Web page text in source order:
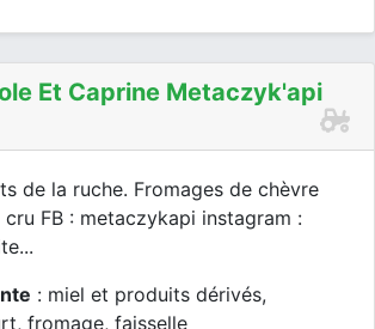
Et Caprine Metaczyk'api
de la ruche. Fromages de chèvre
FB : metaczykapi instagram :
: miel et produits dérivés,
fromage, faisselle